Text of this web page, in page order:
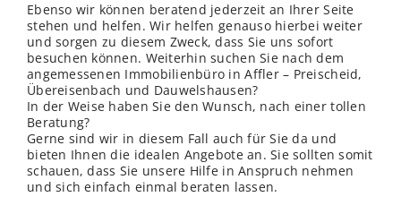
Ebenso wir können beratend jederzeit an Ihrer Seite
stehen und helfen. Wir helfen genauso hierbei weiter
und sorgen zu diesem Zweck, dass Sie uns sofort
besuchen können. Weiterhin suchen Sie nach dem
angemessenen Immobilienbüro in Affler – Preischeid,
Übereisenbach und Dauwelshausen?
In der Weise haben Sie den Wunsch, nach einer tollen
Beratung?
Gerne sind wir in diesem Fall auch für Sie da und
bieten Ihnen die idealen Angebote an. Sie sollten somit
schauen, dass Sie unsere Hilfe in Anspruch nehmen
und sich einfach einmal beraten lassen.